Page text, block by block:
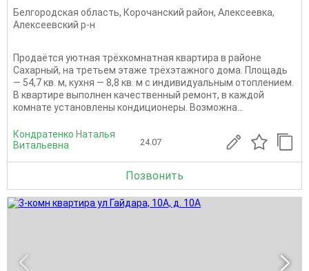
Белгородская область, Корочанский район, Алексеевка,
Алексеевский р-н
Продаётся уютная трёхкомнатная квартира в районе
Сахарный, на третьем этаже трёхэтажного дома. Площадь
— 54,7 кв. м, кухня — 8,8 кв. м с индивидуальным отоплением.
В квартире выполнен качественный ремонт, в каждой
комнате установлены кондиционеры. Возможна...
Кондратенко Наталья
Витальевна
24.07
Позвонить